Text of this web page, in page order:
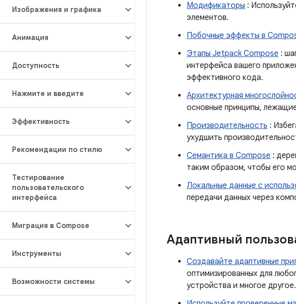
Изображения и графика
Анимация
Доступность
Нажмите и введите
Эффективность
Рекомендации по стилю
Тестирование
пользовательского
интерфейса
Миграция в Compose
Инструменты
Возможности системы
Модификаторы :
элементов.
Побочные эффекты в
Этапы Jetpack Compose :
интерфейса вашего
эффективного кода.
Архитектурная
основные принципы,
Производительность :
ухудшить
Семантика в Compose :
таким образом, чтобы его
Локальные данные с
передачи данных через
Адаптивный
Создавайте адаптивные
оптимизированных для
устройства и многое другое.